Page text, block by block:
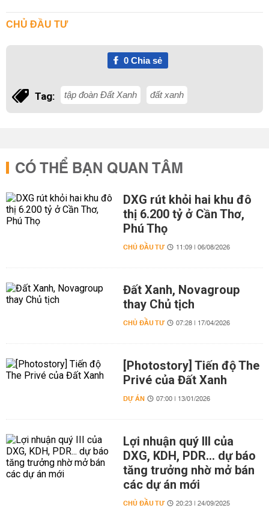
CHỦ ĐẦU TƯ
0Chia sẻ
Tag: tập đoàn Đất Xanh đất xanh
CÓ THỂ BẠN QUAN TÂM
DXG rút khỏi hai khu đô
thị 6.200 tỷ ở Cần Thơ,
Phú Thọ
CHỦ ĐẦU TƯ 11:09 | 06/08/2026
Đất Xanh, Novagroup
thay Chủ tịch
CHỦ ĐẦU TƯ 07:28 | 17/04/2026
[Photostory] Tiến độ The
Privé của Đất Xanh
DỰ ÁN 07:00 | 13/01/2026
Lợi nhuận quý III của
DXG, KDH, PDR... dự báo
tăng trưởng nhờ mở bán
các dự án mới
CHỦ ĐẦU TƯ 20:23 | 24/09/2025